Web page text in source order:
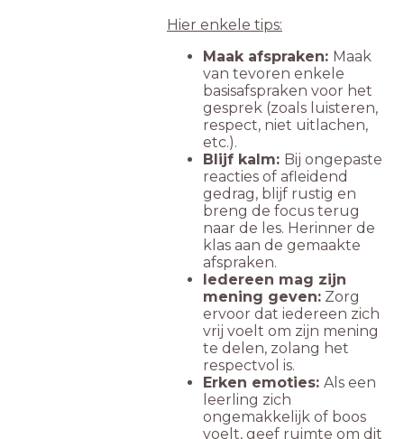
Hier enkele tips:
Maak afspraken: Maak
van tevoren enkele
basisafspraken voor het
gesprek (zoals luisteren,
respect, niet uitlachen,
etc.).
Blijf kalm: Bij ongepaste
reacties of afleidend
gedrag, blijf rustig en
breng de focus terug
naar de les. Herinner de
klas aan de gemaakte
afspraken.
Iedereen mag zijn
mening geven: Zorg
ervoor dat iedereen zich
vrij voelt om zijn mening
te delen, zolang het
respectvol is.
Erken emoties: Als een
leerling zich
ongemakkelijk of boos
voelt, geef ruimte om dit